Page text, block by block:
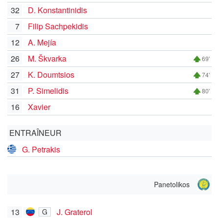
32
D. Konstantinidis
7
Filip Sachpekidis
12
A. Mejía
26
M. Škvarka 69'
27 K. Doumtsios 74'
31 P. Simelidis 80'
16 Xavier
ENTRAÎNEUR
G. Petrakis
Panetolikos
13 G
J. Graterol